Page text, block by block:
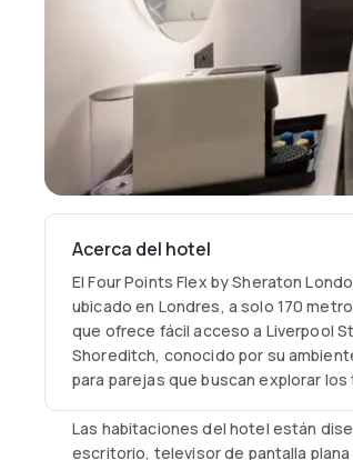
Acerca del hotel
El Four Points Flex by Sheraton
ubicado en Londres, a solo 170
que ofrece fácil acceso a Liverpool
Shoreditch, conocido por su
para parejas que buscan explorar
Las habitaciones del hotel están
escritorio, televisor de pantalla